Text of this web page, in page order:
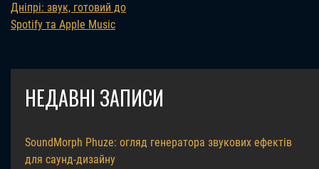
Дніпрі: звук, готовий до
Spotify та Apple Music
НЕДАВНІ ЗАПИСИ
SoundMorph Phuze: огляд генератора звукових ефектів
для саунд-дизайну